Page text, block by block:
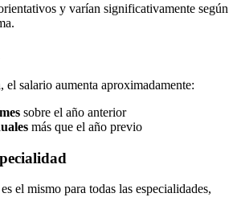
y varían significativamente según
el salario aumenta aproximadamente:
sobre el año anterior
más que el año previo
el mismo para todas las especialidades,